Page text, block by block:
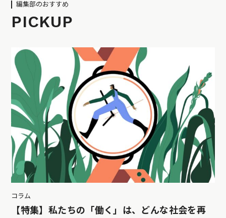
編集部のおすすめ
PICKUP
コラム
【特集】私たちの「働く」は、どんな社会を再